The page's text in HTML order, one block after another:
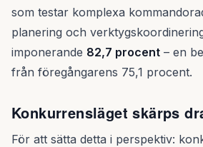
som testar komplexa
planering och
imponerande 82,7 procent – en
från föregångarens 75,1 procent.
Konkurrensläget skärps
För att sätta detta i perspektiv: